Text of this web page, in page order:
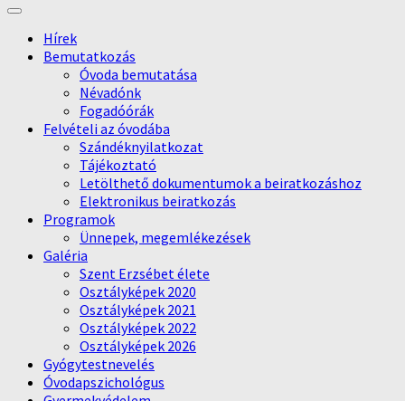
Hírek
Bemutatkozás
Óvoda bemutatása
Névadónk
Fogadóórák
Felvételi az óvodába
Szándéknyilatkozat
Tájékoztató
Letölthető dokumentumok a beiratkozáshoz
Elektronikus beiratkozás
Programok
Ünnepek, megemlékezések
Galéria
Szent Erzsébet élete
Osztályképek 2020
Osztályképek 2021
Osztályképek 2022
Osztályképek 2026
Gyógytestnevelés
Óvodapszichológus